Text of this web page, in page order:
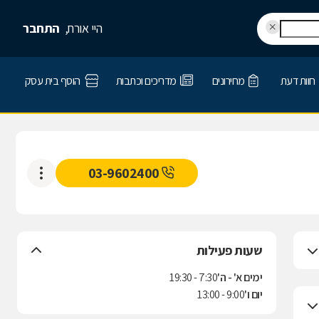
היי אורח, התחבר
חוות דעת מחירונים מדריכים וכתבות הוסף בית עסק
03-9602400
שעות פעילות
ימים א' - ה'7:30 - 19:30
יום ו'9:00 - 13:00